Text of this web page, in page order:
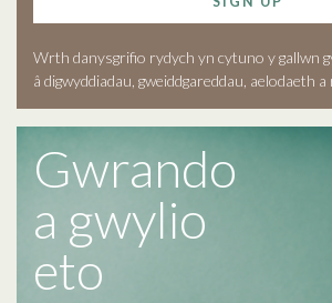
Wrth danysgrifio rydych yn cytuno y gallwn
â digwyddiadau, gweiddgareddau, aelodaeth
Gwrando
a gwylio
eto